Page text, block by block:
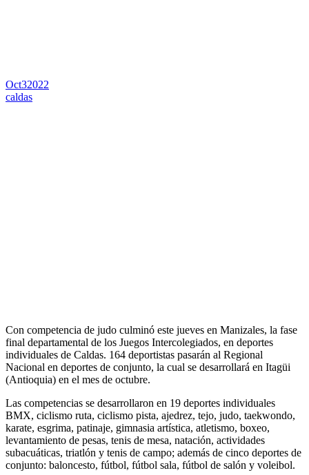
Oct32022
caldas
Con competencia de judo culminó este jueves en Manizales, la fase
final departamental de los Juegos Intercolegiados, en deportes
individuales de Caldas. 164 deportistas pasarán al Regional
Nacional en deportes de conjunto, la cual se desarrollará en Itagüi
(Antioquia) en el mes de octubre.
Las competencias se desarrollaron en 19 deportes individuales
BMX, ciclismo ruta, ciclismo pista, ajedrez, tejo, judo, taekwondo,
karate, esgrima, patinaje, gimnasia artística, atletismo, boxeo,
levantamiento de pesas, tenis de mesa, natación, actividades
subacuáticas, triatlón y tenis de campo; además de cinco deportes de
conjunto: baloncesto, fútbol, fútbol sala, fútbol de salón y voleibol.